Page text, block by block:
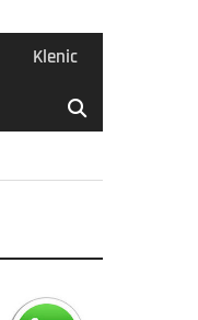
Klenic